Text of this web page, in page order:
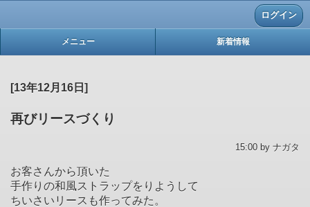
ログイン
メニュー 新着情報
[13年12月16日]
再びリースづくり
15:00 by ナガタ
お客さんから頂いた
手作りの和風ストラップをりようして
ちいさいリースも作ってみた。